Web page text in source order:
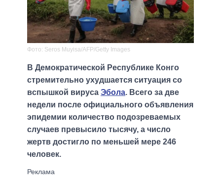
Фото: Seros Muyisa/AFP/Getty Images
В Демократической Республике Конго
стремительно ухудшается ситуация со
вспышкой вируса Эбола. Всего за две
недели после официального объявления
эпидемии количество подозреваемых
случаев превысило тысячу, а число
жертв достигло по меньшей мере 246
человек.